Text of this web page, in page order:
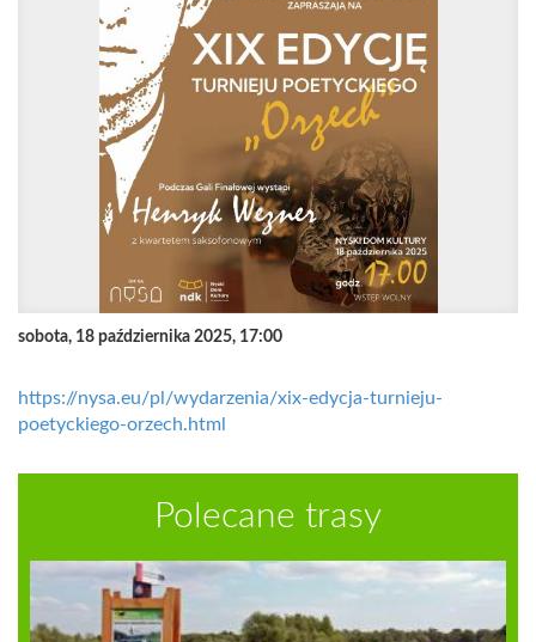
sobota, 18 października 2025, 17:00
https://nysa.eu/pl/wydarzenia/xix-edycja-turnieju-
poetyckiego-orzech.html
Polecane trasy